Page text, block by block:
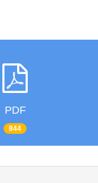
PDF
844